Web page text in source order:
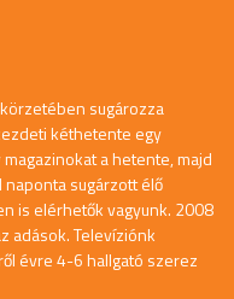
sugározza
kéthetente egy
a hetente, majd
sugárzott élő
is elérhetők vagyunk. 2008
adások. Televíziónk
évre 4-6 hallgató szerez